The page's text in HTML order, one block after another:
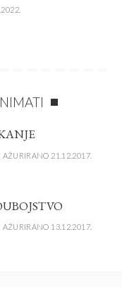
21.12.2017.
13.12.2017.